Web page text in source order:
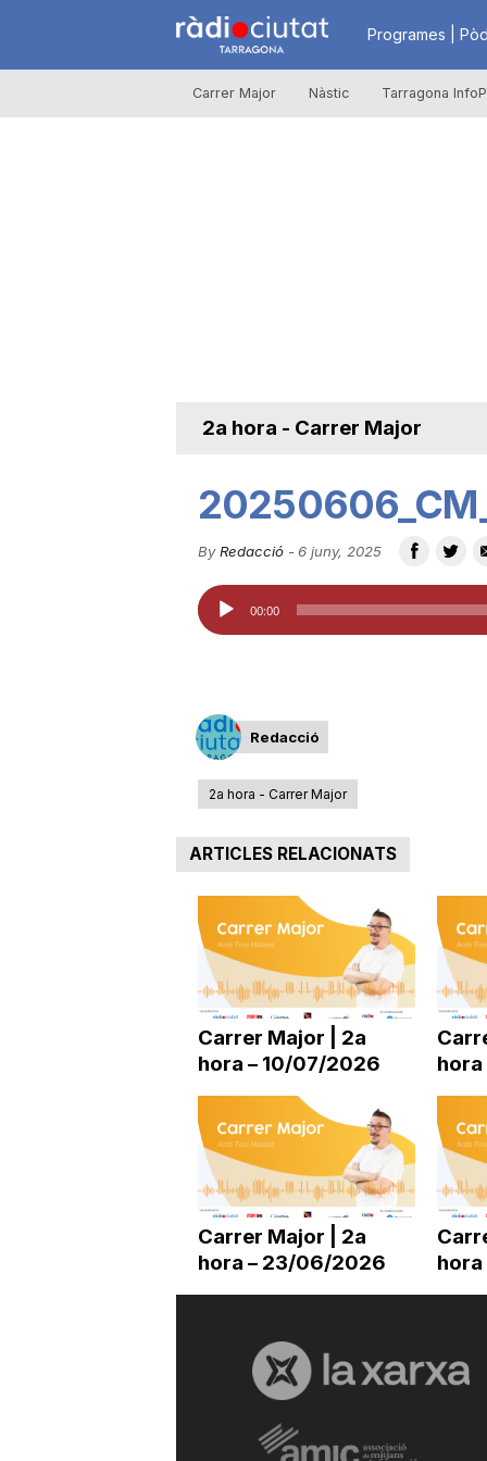
R
à
u
t
d
e
a
r
a
o
Programes |
Carrer Major Nàstic Tarragona
2a hora - Carrer Major
By Redacció- 6 juny, 2025
Reproductor
d'àudio
00:00
Redacció
2a hora - Carrer Major
ARTICLES RELACIONATS
Carrer Major | 2a
hora – 10/07/2026
Carrer Major | 2a
hora – 23/06/2026